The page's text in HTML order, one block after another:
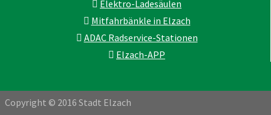
Elektro-Ladesäulen
Mitfahrbänkle in Elzach
ADAC Radservice-Stationen
Elzach-APP
Copyright © 2016 Stadt Elzach